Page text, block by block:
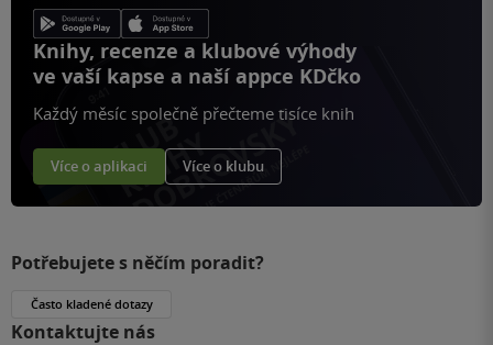
Knihy, recenze a klubové výhody
ve vaší kapse a naší appce KDčko
Každý měsíc společně přečteme tisíce knih
Více o aplikaci Více o klubu
Potřebujete s něčím poradit?
Často kladené dotazy
Kontaktujte nás